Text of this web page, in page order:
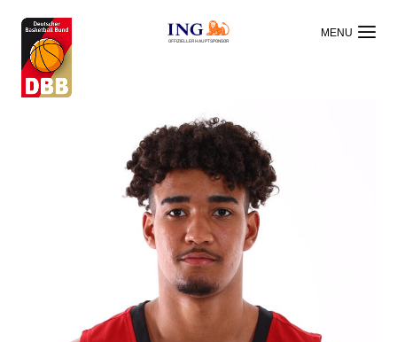
OFFIZIELLER HAUPTSPONSOR